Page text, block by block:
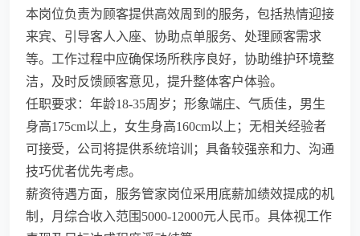
本岗位负责为顾客提供高效周到的服务，包括热情迎接
来宾、引导客人入座、协助点单服务、处理顾客需求
等。工作过程中应确保场所秩序良好，协助维护环境整
洁，及时反馈顾客意见，提升整体客户体验。
任职要求：年龄18-35周岁；形象端庄、气质佳，男生
身高175cm以上，女生身高160cm以上；无相关经验者
可接受，公司将提供系统培训；具备较强亲和力、沟通
技巧优者优先考虑。
薪资待遇方面，服务管家岗位采用底薪加绩效提成的机
制，月综合收入范围5000-12000元人民币。具体视工作